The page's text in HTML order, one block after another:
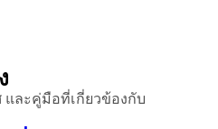
และคู่มือที่เกี่ยวข้องกับ